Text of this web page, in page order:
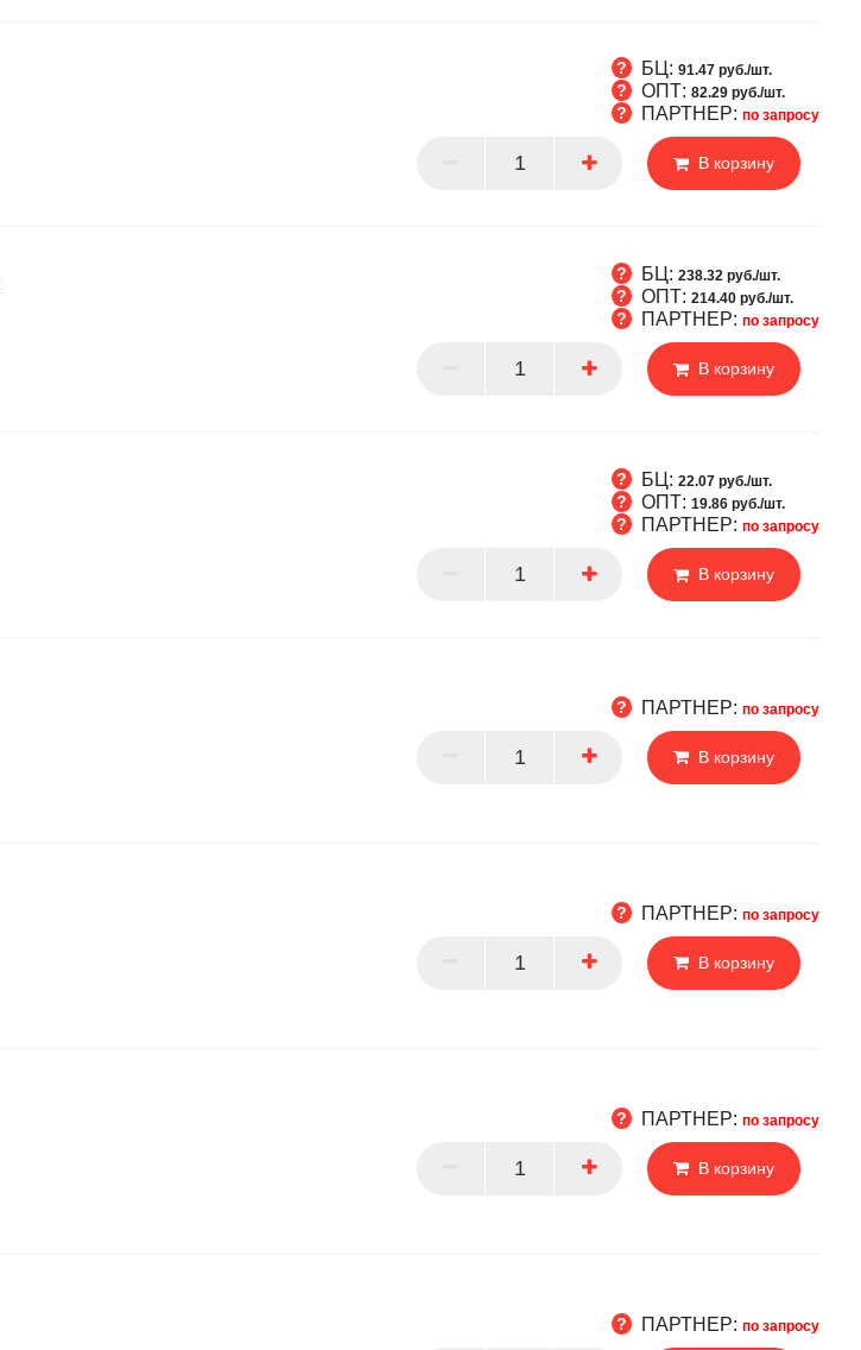
БЦ: 91.47 руб./шт.
ОПТ: 82.29 руб./шт.
ПАРТНЕР: по запросу
В корзину
БЦ: 238.32 руб./шт.
ОПТ: 214.40 руб./шт.
ПАРТНЕР: по запросу
В корзину
БЦ: 22.07 руб./шт.
ОПТ: 19.86 руб./шт.
ПАРТНЕР: по запросу
В корзину
ПАРТНЕР: по запросу
В корзину
ПАРТНЕР: по запросу
В корзину
ПАРТНЕР: по запросу
В корзину
ПАРТНЕР: по запросу